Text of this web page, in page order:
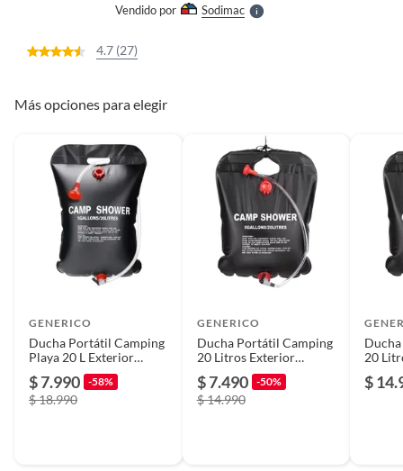
Vendido por SodimacS
4.7 (27)
Más opciones para elegir
GENERICO
Ducha Portátil Camping
Playa 20 L Exterior
Compacta
$ 7.990 -58%
$ 18.990
GENERICO
Ducha Portátil Camping
20 Litros Exterior
Aventura Higiene
$ 7.490 -50%
$ 14.990
20
$